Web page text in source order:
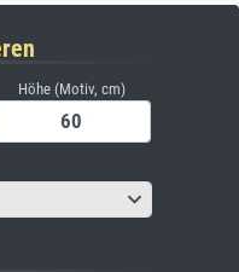
Höhe (Motiv, cm)